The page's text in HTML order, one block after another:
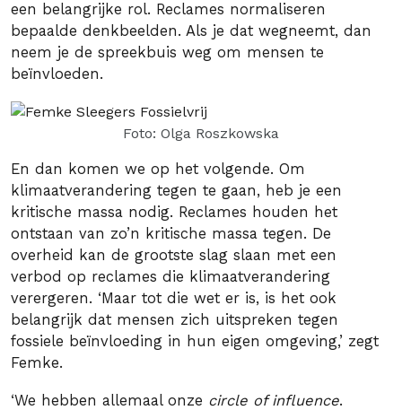
een belangrijke rol. Reclames normaliseren
bepaalde denkbeelden. Als je dat wegneemt, dan
neem je de spreekbuis weg om mensen te
beïnvloeden.
Foto: Olga Roszkowska
En dan komen we op het volgende. Om
klimaatverandering tegen te gaan, heb je een
kritische massa nodig. Reclames houden het
ontstaan van zo’n kritische massa tegen. De
overheid kan de grootste slag slaan met een
verbod op reclames die klimaatverandering
verergeren. ‘Maar tot die wet er is, is het ook
belangrijk dat mensen zich uitspreken tegen
fossiele beïnvloeding in hun eigen omgeving,’ zegt
Femke.
‘We hebben allemaal onze circle of influence.